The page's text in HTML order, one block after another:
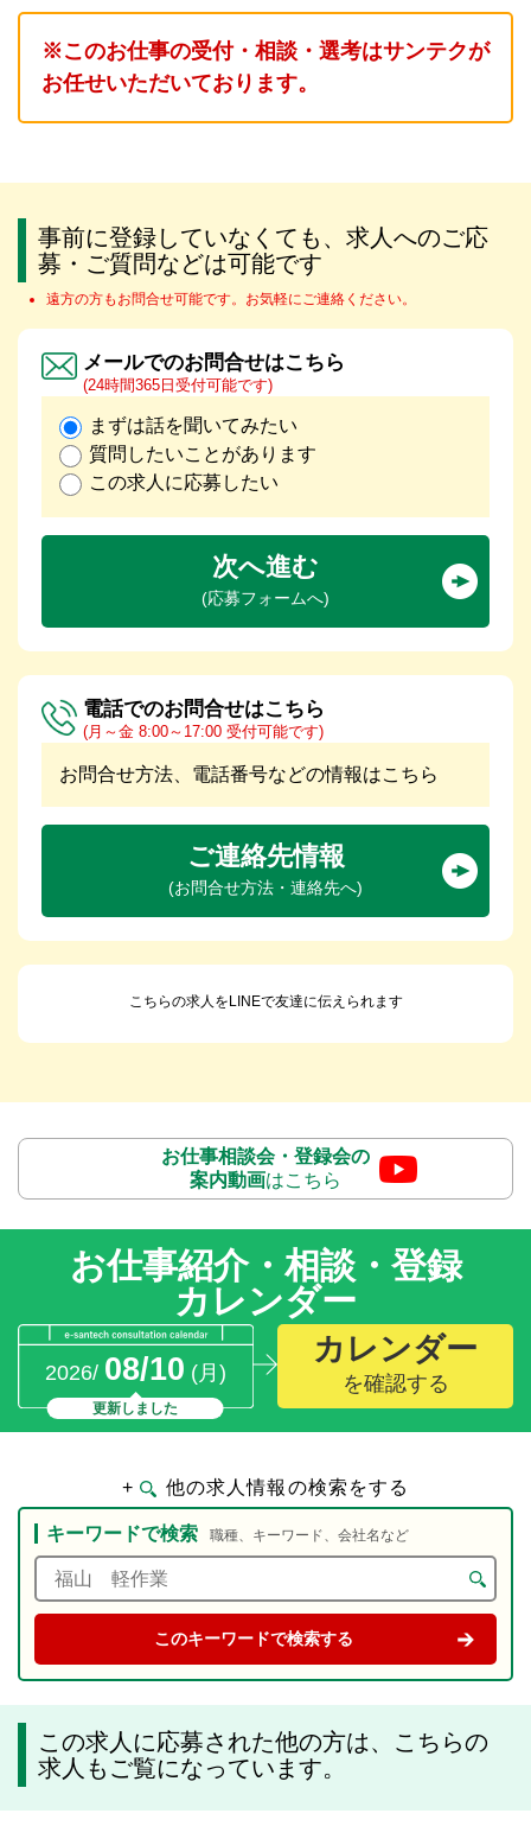
※このお仕事の受付・相談・選考はサンテクが
お任せいただいております。
事前に登録していなくても、求人へのご応
募・ご質問などは可能です
遠方の方もお問合せ可能です。お気軽にご連絡ください。
メールでのお問合せはこちら
(24時間365日受付可能です)
まずは話を聞いてみたい
質問したいことがあります
この求人に応募したい
次へ進む
(応募フォームへ)
電話でのお問合せはこちら
(月～金 8:00～17:00 受付可能です)
お問合せ方法、電話番号などの情報はこちら
ご連絡先情報
(お問合せ方法・連絡先へ)
こちらの求人をLINEで友達に伝えられます
お仕事相談会・登録会の
案内動画はこちら
お仕事紹介・相談・登録
カレンダー
2026/ 08/10 (月)
更新しました
カレンダー
を確認する
+ 他の求人情報の検索をする
キーワードで検索 職種、キーワード、会社名など
この求人に応募された他の方は、こちらの
求人もご覧になっています。